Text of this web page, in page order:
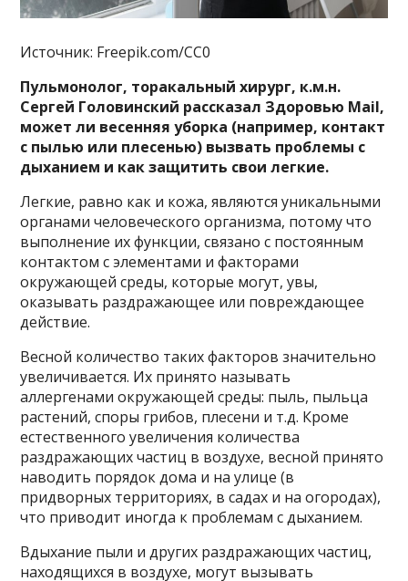
Источник: Freepik.com/CC0
Пульмонолог, торакальный хирург, к.м.н.
Сергей Головинский рассказал Здоровью Mail,
может ли весенняя уборка (например, контакт
с пылью или плесенью) вызвать проблемы с
дыханием и как защитить свои легкие.
Легкие, равно как и кожа, являются уникальными
органами человеческого организма, потому что
выполнение их функции, связано с постоянным
контактом с элементами и факторами
окружающей среды, которые могут, увы,
оказывать раздражающее или повреждающее
действие.
Весной количество таких факторов значительно
увеличивается. Их принято называть
аллергенами окружающей среды: пыль, пыльца
растений, споры грибов, плесени и т.д. Кроме
естественного увеличения количества
раздражающих частиц в воздухе, весной принято
наводить порядок дома и на улице (в
придворных территориях, в садах и на огородах),
что приводит иногда к проблемам с дыханием.
Вдыхание пыли и других раздражающих частиц,
находящихся в воздухе, могут вызывать